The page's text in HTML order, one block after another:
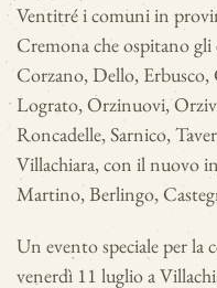
Ventitré i comuni in
Cremona che ospitano
Corzano, Dello,
Lograto, Orzinuovi,
Roncadelle, Sarnico,
Villachiara, con il nuovo
Martino, Berlingo,
Un evento speciale per la
venerdì 11 luglio a